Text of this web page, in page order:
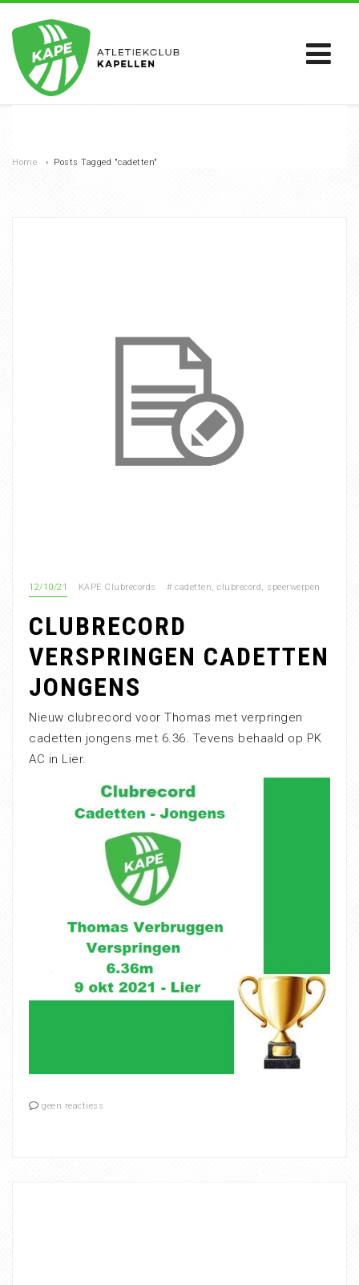
Home › Posts Tagged "cadetten"
12/10/21 KAPE Clubrecords # cadetten, clubrecord, speerwerpen
CLUBRECORD
VERSPRINGEN CADETTEN
JONGENS
Nieuw clubrecord voor Thomas met verpringen
cadetten jongens met 6.36. Tevens behaald op PK
AC in Lier.
geen reactiess